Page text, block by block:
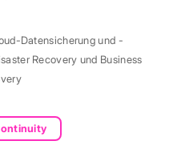
Datensicherung und -
Recovery und Business